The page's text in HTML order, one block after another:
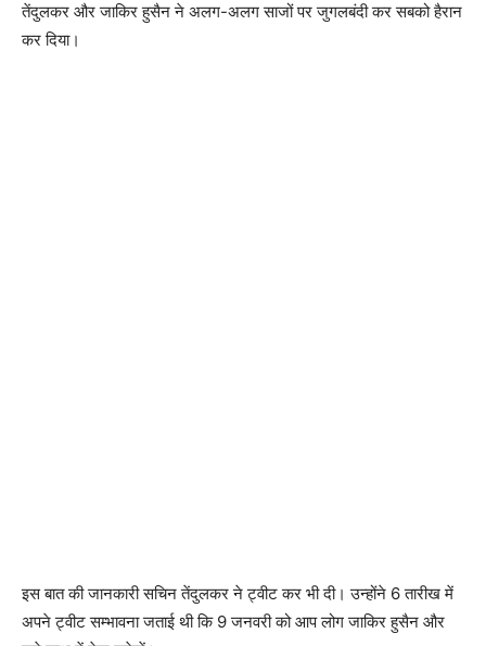
तेंदुलकर और जाकिर हुसैन ने अलग-अलग साजों पर जुगलबंदी कर सबको हैरान
कर दिया।
इस बात की जानकारी सचिन तेंदुलकर ने ट्वीट कर भी दी। उन्होंने 6 तारीख में
अपने ट्वीट सम्भावना जताई थी कि 9 जनवरी को आप लोग जाकिर हुसैन और